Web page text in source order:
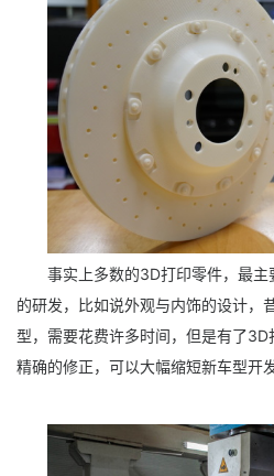
事实上多数的3D打印零件，最
的研发，比如说外观与内饰的设计，
型，需要花费许多时间，但是有了
精确的修正，可以大幅缩短新车型开